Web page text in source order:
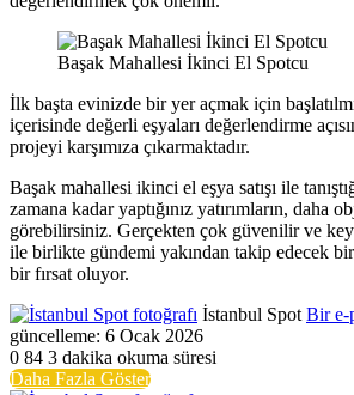
Başak Mahallesi İkinci El Spotcu
İlk başta evinizde bir yer açmak için
içerisinde değerli eşyaları değerlendirme
projeyi karşımıza çıkarmaktadır.
Başak mahallesi ikinci el eşya satışı ile
zamana kadar yaptığınız yatırımların, daha
görebilirsiniz. Gerçekten çok güvenilir ve
ile birlikte gündemi yakından takip edecek
bir fırsat oluyor.
İstanbul Spot Bir e-
güncelleme: 6 Ocak 2026
0 84 3 dakika okuma süresi
Daha Fazla Göster